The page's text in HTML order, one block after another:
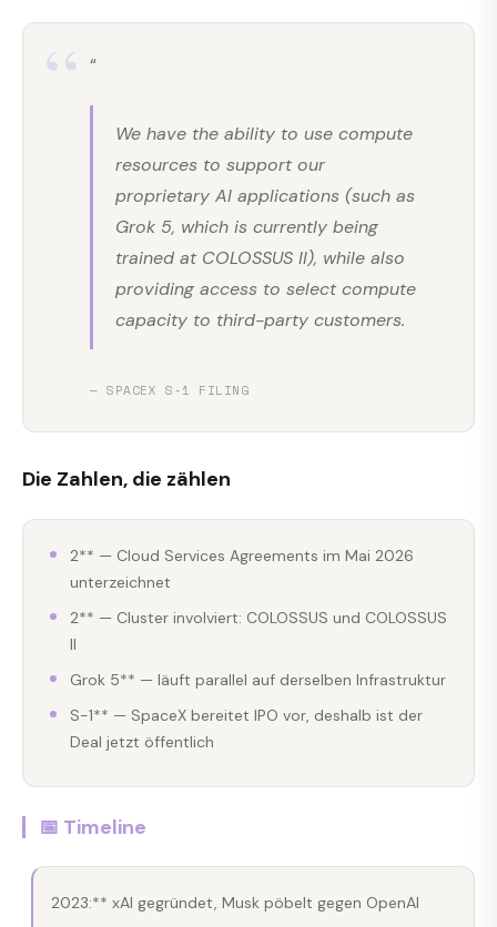
“
We have the ability to use compute
resources to support our
proprietary AI applications (such as
Grok 5, which is currently being
trained at COLOSSUS II), while also
providing access to select compute
capacity to third-party customers.
— SPACEX S-1 FILING
Die Zahlen, die zählen
2** — Cloud Services Agreements im Mai 2026
unterzeichnet
2** — Cluster involviert: COLOSSUS und COLOSSUS
II
Grok 5** — läuft parallel auf derselben Infrastruktur
S-1** — SpaceX bereitet IPO vor, deshalb ist der
Deal jetzt öffentlich
📅 Timeline
2023:** xAI gegründet, Musk pöbelt gegen OpenAI